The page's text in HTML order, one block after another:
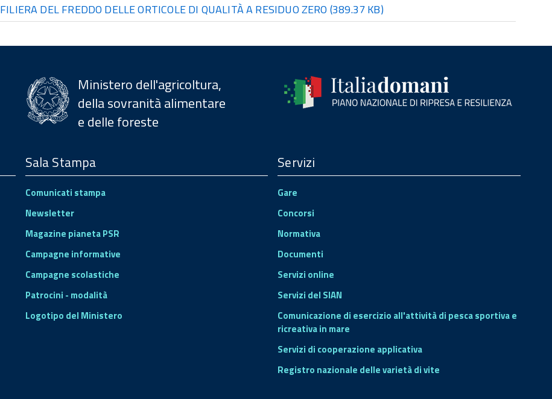
FILIERA DEL FREDDO DELLE ORTICOLE DI QUALITÀ A RESIDUO ZERO (389.37 KB)
Ministero dell'agricoltura,
della sovranità alimentare
e delle foreste
Sala Stampa
Comunicati stampa
Newsletter
Magazine pianeta PSR
Campagne informative
Campagne scolastiche
Patrocini - modalità
Logotipo del Ministero
Servizi
Gare
Concorsi
Normativa
Documenti
Servizi online
Servizi del SIAN
Comunicazione di esercizio all'attività di pesca sportiva e
ricreativa in mare
Servizi di cooperazione applicativa
Registro nazionale delle varietà di vite